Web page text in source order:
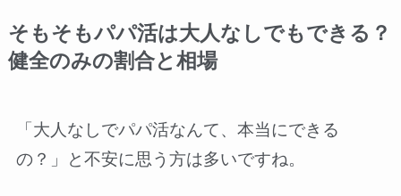
そもそもパパ活は大人なしでもできる？
健全のみの割合と相場
「大人なしでパパ活なんて、本当にできる
の？」と不安に思う方は多いですね。